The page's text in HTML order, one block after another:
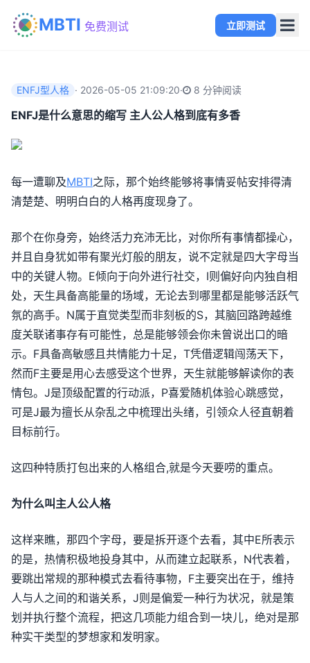
MBTI 免费测试 立即测试
ENFJ型人格 · 2026-05-05 21:09:20· 8 分钟阅读
ENFJ是什么意思的缩写 主人公人格到底有多香
每一遭聊及MBTI之际，那个始终能够将事情妥帖安排得清
清楚楚、明明白白的人格再度现身了。
那个在你身旁，始终活力充沛无比，对你所有事情都操心，
并且自身犹如带有聚光灯般的朋友，说不定就是四大字母当
中的关键人物。E倾向于向外进行社交，I则偏好向内独自相
处，天生具备高能量的场域，无论去到哪里都是能够活跃气
氛的高手。N属于直觉类型而非刻板的S，其脑回路跨越维
度关联诸事存有可能性，总是能够领会你未曾说出口的暗
示。F具备高敏感且共情能力十足，T凭借逻辑闯荡天下，
然而F主要是用心去感受这个世界，天生就能够解读你的表
情包。J是顶级配置的行动派，P喜爱随机体验心跳感觉，
可是J最为擅长从杂乱之中梳理出头绪，引领众人径直朝着
目标前行。
这四种特质打包出来的人格组合,就是今天要唠的重点。
为什么叫主人公人格
这样来瞧，那四个字母，要是拆开逐个去看，其中E所表示
的是，热情积极地投身其中，从而建立起联系，N代表着，
要跳出常规的那种模式去看待事物，F主要突出在于，维持
人与人之间的和谐关系，J则是偏爱一种行为状况，就是策
划并执行整个流程，把这几项能力组合到一块儿，绝对是那
种实干类型的梦想家和发明家。